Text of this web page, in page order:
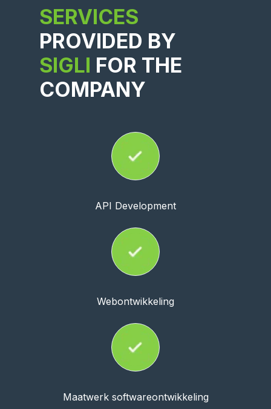
SERVICES
PROVIDED BY
SIGLI FOR THE
COMPANY
API Development
Webontwikkeling
Maatwerk softwareontwikkeling